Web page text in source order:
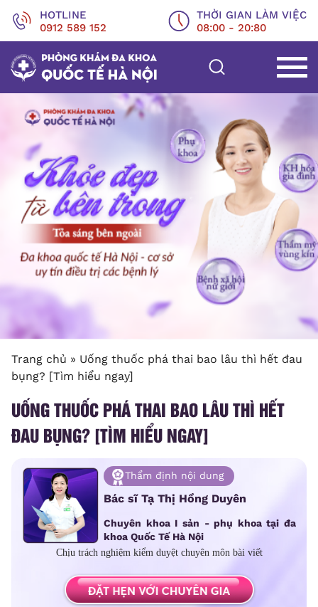
HOTLINE
0912 589 152
THỜI GIAN LÀM VIỆC
08:00 - 20:80
Trang chủ » Uống thuốc phá thai bao lâu thì hết đau
bụng? [Tìm hiểu ngay]
UỐNG THUỐC PHÁ THAI BAO LÂU THÌ HẾT
ĐAU BỤNG? [TÌM HIỂU NGAY]
Thẩm định nội dung
Bác sĩ Tạ Thị Hồng Duyên
Chuyên khoa I sản - phụ khoa tại đa
khoa Quốc Tế Hà Nội
Chịu trách nghiệm kiểm duyệt chuyên môn bài viết